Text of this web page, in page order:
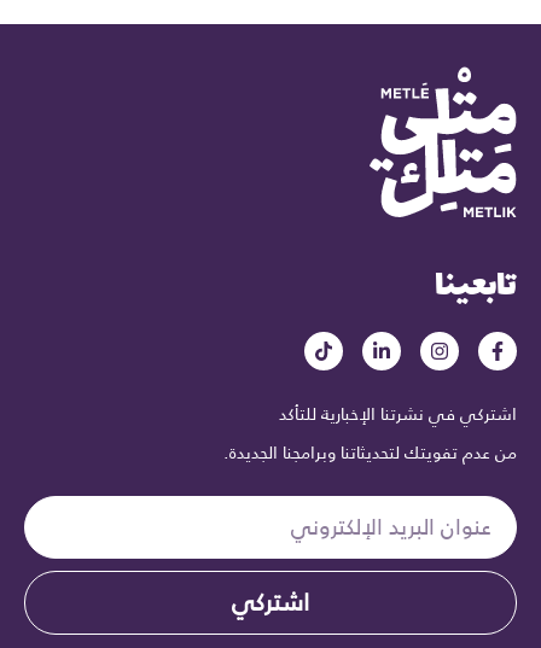
تابعينا
اشتركي في نشرتنا الإخبارية للتأكد
من عدم تفويتك لتحديثاتنا وبرامجنا الجديدة.
اشتركي